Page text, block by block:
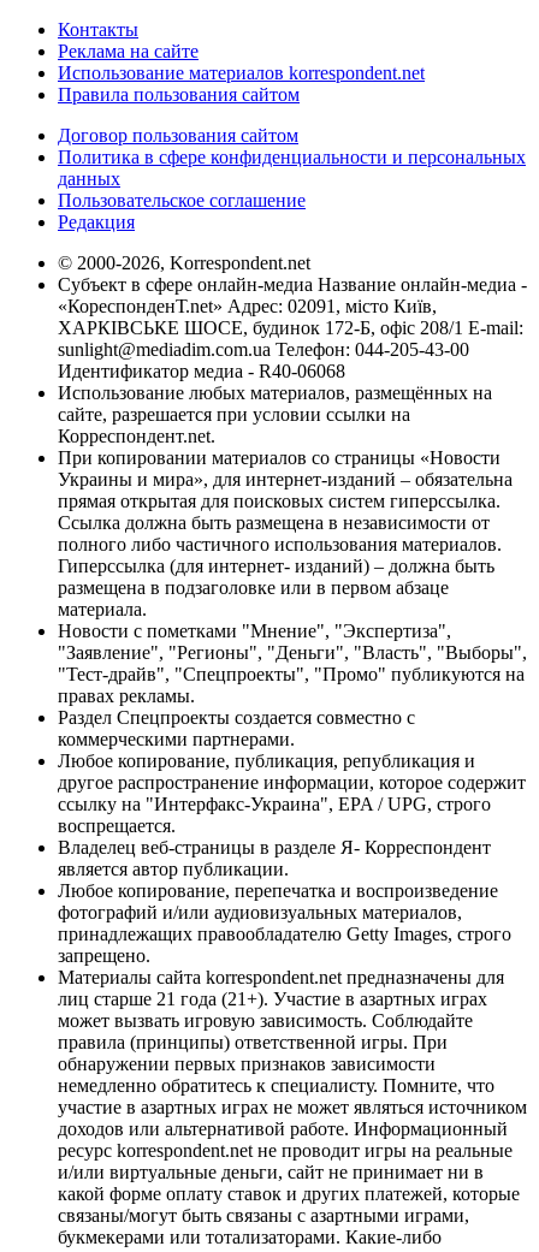
Контакты
Реклама на сайте
Использование материалов korrespondent.net
Правила пользования сайтом
Договор пользования сайтом
Политика в сфере конфиденциальности и персональных
данных
Пользовательское соглашение
Редакция
© 2000-2026, Korrespondent.net
Субъект в сфере онлайн-медиа Название онлайн-медиа -
«КореспонденТ.net» Адрес: 02091, місто Київ,
ХАРКІВСЬКЕ ШОСЕ, будинок 172-Б, офіс 208/1 E-mail:
sunlight@mediadim.com.ua Телефон: 044-205-43-00
Идентификатор медиа - R40-06068
Использование любых материалов, размещённых на
сайте, разрешается при условии ссылки на
Корреспондент.net.
При копировании материалов со страницы «Новости
Украины и мира», для интернет-изданий – обязательна
прямая открытая для поисковых систем гиперссылка.
Ссылка должна быть размещена в независимости от
полного либо частичного использования материалов.
Гиперссылка (для интернет- изданий) – должна быть
размещена в подзаголовке или в первом абзаце
материала.
Новости с пометками "Мнение", "Экспертиза",
"Заявление", "Регионы", "Деньги", "Власть", "Выборы",
"Тест-драйв", "Спецпроекты", "Промо" публикуются на
правах рекламы.
Раздел Спецпроекты создается совместно с
коммерческими партнерами.
Любое копирование, публикация, републикация и
другое распространение информации, которое содержит
ссылку на "Интерфакс-Украина", EPA / UPG, строго
воспрещается.
Владелец веб-страницы в разделе Я- Корреспондент
является автор публикации.
Любое копирование, перепечатка и воспроизведение
фотографий и/или аудиовизуальных материалов,
принадлежащих правообладателю Getty Images, строго
запрещено.
Материалы сайта korrespondent.net предназначены для
лиц старше 21 года (21+). Участие в азартных играх
может вызвать игровую зависимость. Соблюдайте
правила (принципы) ответственной игры. При
обнаружении первых признаков зависимости
немедленно обратитесь к специалисту. Помните, что
участие в азартных играх не может являться источником
доходов или альтернативой работе. Информационный
ресурс korrespondent.net не проводит игры на реальные
и/или виртуальные деньги, сайт не принимает ни в
какой форме оплату ставок и других платежей, которые
связаны/могут быть связаны с азартными играми,
букмекерами или тотализаторами. Какие-либо